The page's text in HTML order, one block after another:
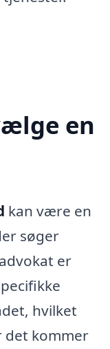
en
kan være en
søger
er
hvilket
det kommer